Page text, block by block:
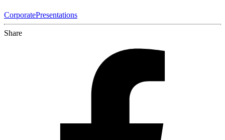
CorporatePresentations
Share